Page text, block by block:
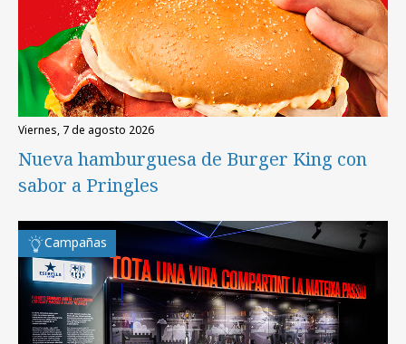
viernes, 7 de agosto 2026
Nueva hamburguesa de Burger King con
sabor a Pringles
Campañas